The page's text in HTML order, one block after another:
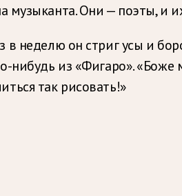
музыканта. Они — поэты, и
в неделю он стриг усы и
нибудь из «Фигаро».
так рисовать!»